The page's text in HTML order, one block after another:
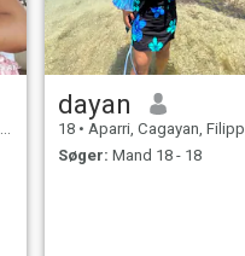
dayan
18 • Aparri, Cagayan, Filippinerne
Søger: Mand 18 - 18